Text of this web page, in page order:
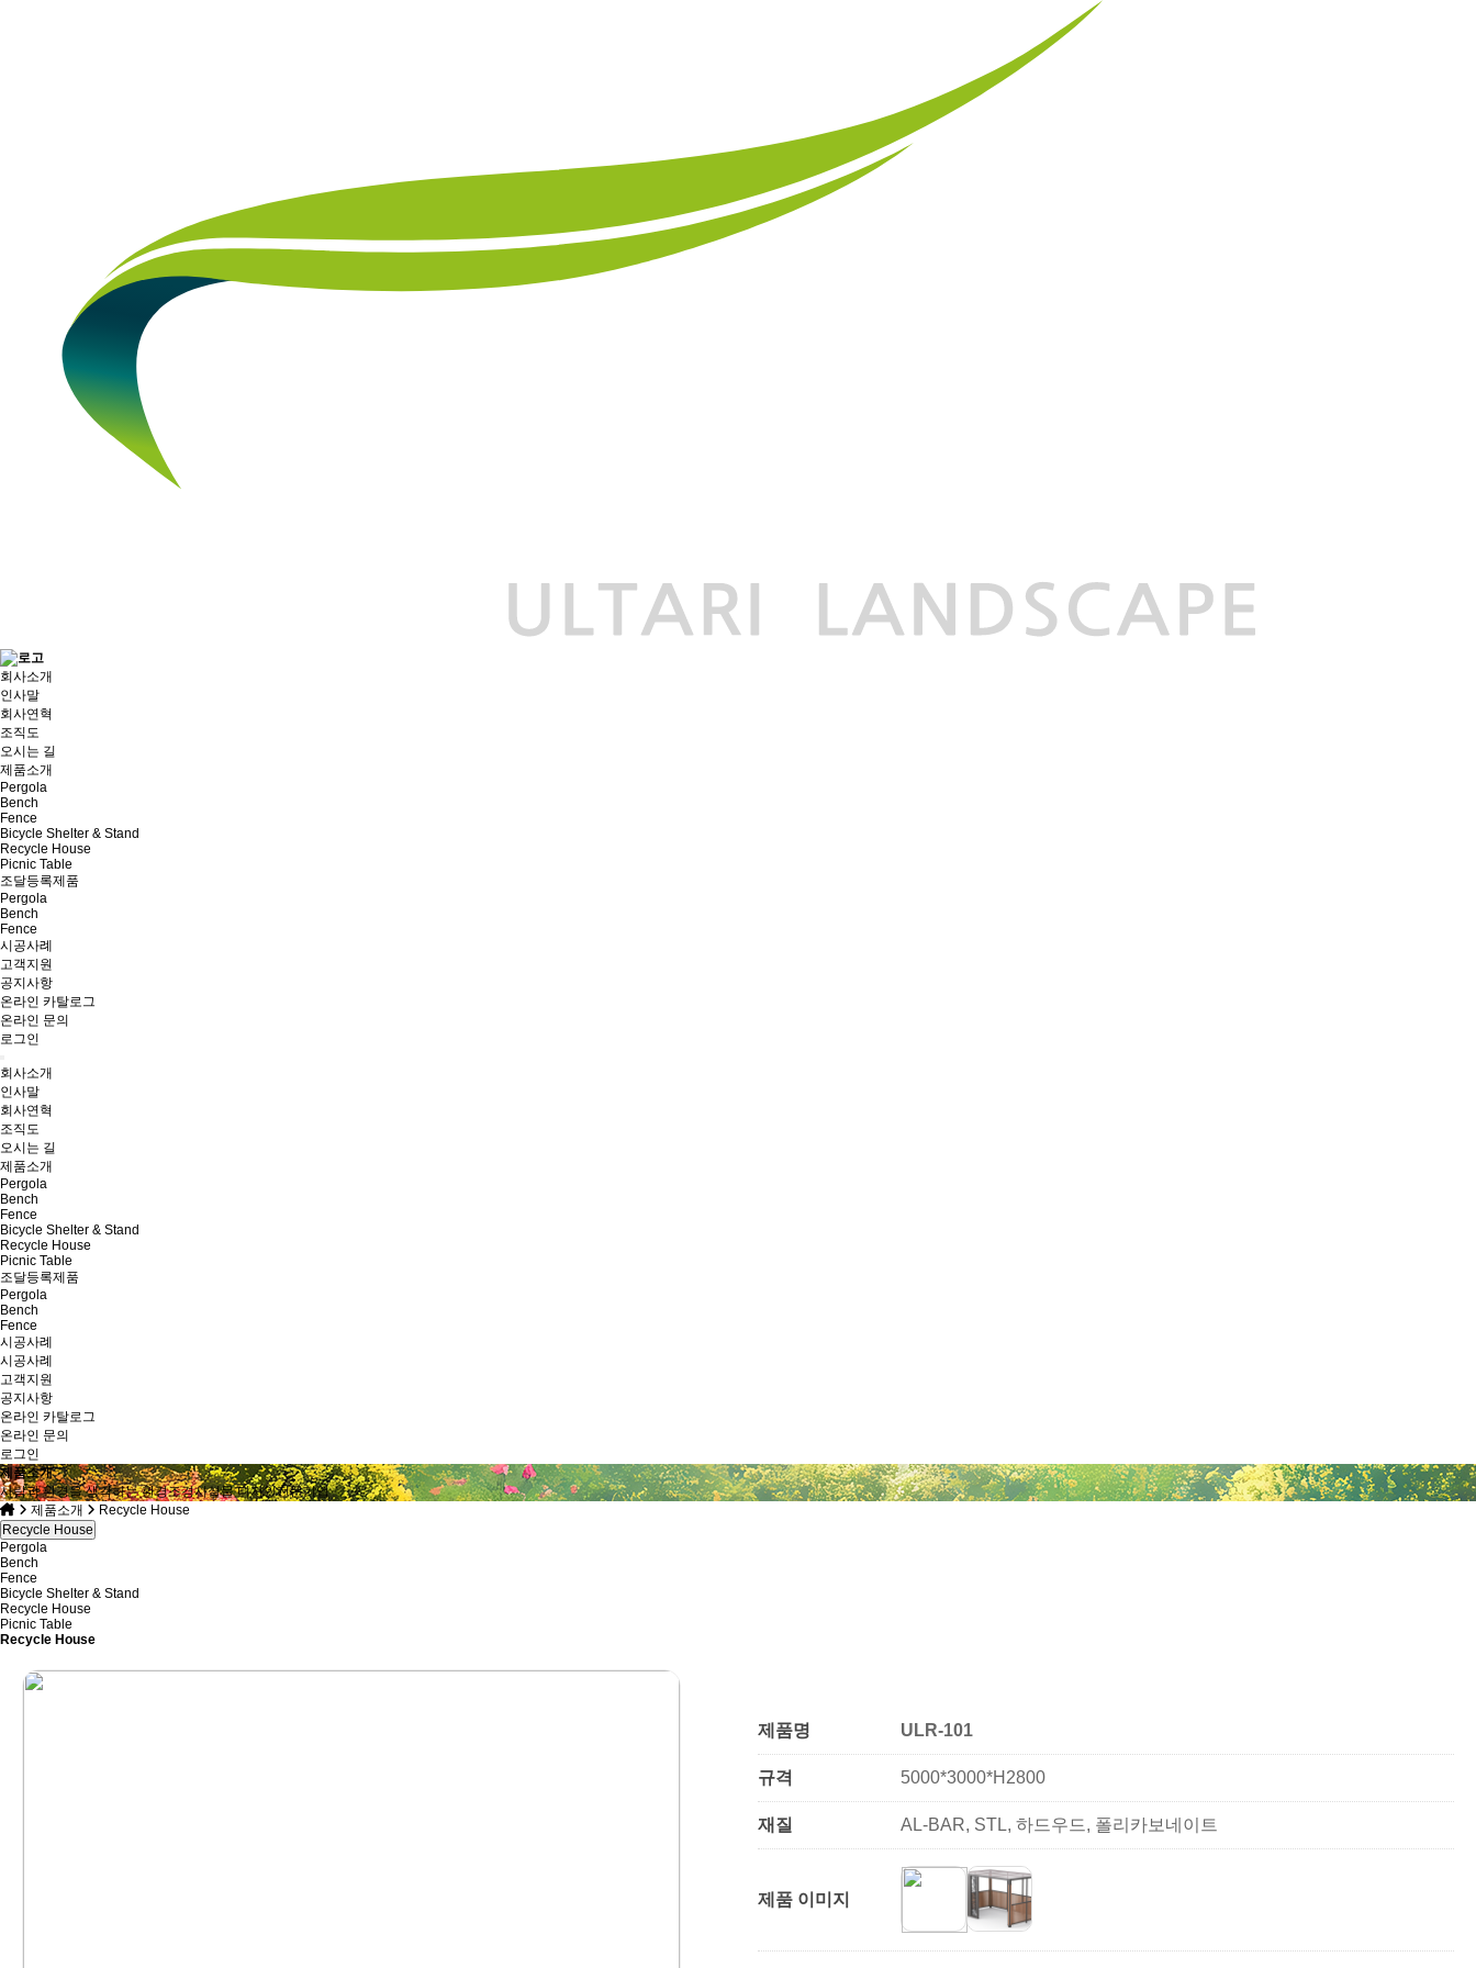
회사소개
인사말
회사연혁
조직도
오시는 길
제품소개
Pergola
Bench
Fence
Bicycle Shelter & Stand
Recycle House
Picnic Table
조달등록제품
Pergola
Bench
Fence
시공사례
고객지원
공지사항
온라인 카탈로그
온라인 문의
로그인
회사소개
인사말
회사연혁
조직도
오시는 길
제품소개
Pergola
Bench
Fence
Bicycle Shelter & Stand
Recycle House
Picnic Table
조달등록제품
Pergola
Bench
Fence
시공사례
시공사례
고객지원
공지사항
온라인 카탈로그
온라인 문의
로그인
제품소개
사람과 환경을 생각하는 환경조경시설물 디자인전문기업
제품소개
Recycle House
Recycle House
Pergola
Bench
Fence
Bicycle Shelter & Stand
Recycle House
Picnic Table
Recycle House
제품명 ULR-101
규격 5000*3000*H2800
재질 AL-BAR, STL, 하드우드, 폴리카보네이트
제품 이미지